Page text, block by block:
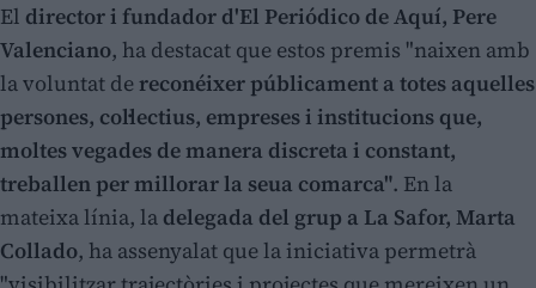
El director i fundador d'El Periódico de Aquí, Pere
Valenciano, ha destacat que estos premis "naixen amb
la voluntat dereconéixer públicament a totes aquelles
persones, col·lectius, empreses i institucions que,
moltes vegades de manera discreta i constant,
treballen per millorar la seua comarca". En la
mateixa línia, la delegada del grup a La Safor, Marta
Collado, ha assenyalat que la iniciativa permetrà